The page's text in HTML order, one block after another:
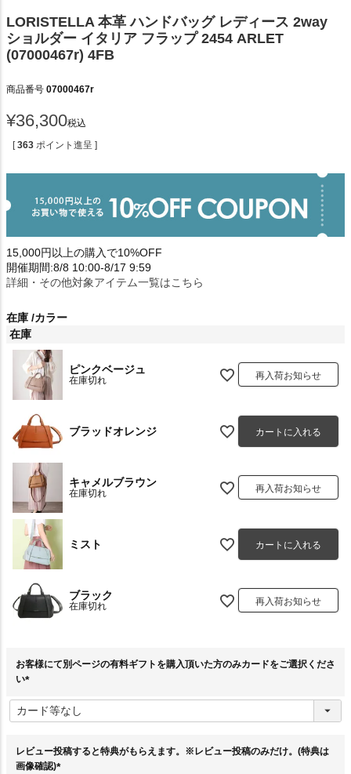
LORISTELLA 本革 ハンドバッグ レディース 2way
ショルダー イタリア フラップ 2454 ARLET
(07000467r) 4FB
商品番号 07000467r
¥36,300税込
[ 363 ポイント進呈 ]
15,000円以上の購入で10%OFF
開催期間:8/8 10:00-8/17 9:59
詳細・その他対象アイテム一覧はこちら
在庫 カラー
在庫
ピンクベージュ
在庫切れ 再入荷お知らせ
ブラッドオレンジ カートに入れる
キャメルブラウン
在庫切れ 再入荷お知らせ
ミスト カートに入れる
ブラック
在庫切れ 再入荷お知らせ
お客様にて別ページの有料ギフトを購入頂いた方のみカードをご選択くださ
い
必
須
レビュー投稿すると特典がもらえます。※レビュー投稿のみだけ。(特典は
画像確認)